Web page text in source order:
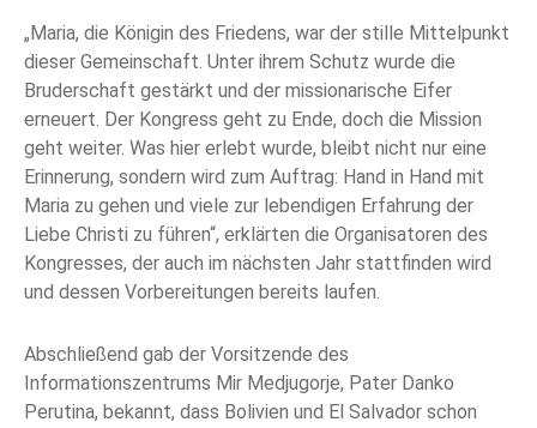
„Maria, die Königin des Friedens, war der stille Mittelpunkt
dieser Gemeinschaft. Unter ihrem Schutz wurde die
Bruderschaft gestärkt und der missionarische Eifer
erneuert. Der Kongress geht zu Ende, doch die Mission
geht weiter. Was hier erlebt wurde, bleibt nicht nur eine
Erinnerung, sondern wird zum Auftrag: Hand in Hand mit
Maria zu gehen und viele zur lebendigen Erfahrung der
Liebe Christi zu führen“, erklärten die Organisatoren des
Kongresses, der auch im nächsten Jahr stattfinden wird
und dessen Vorbereitungen bereits laufen.
Abschließend gab der Vorsitzende des
Informationszentrums Mir Medjugorje, Pater Danko
Perutina, bekannt, dass Bolivien und El Salvador schon